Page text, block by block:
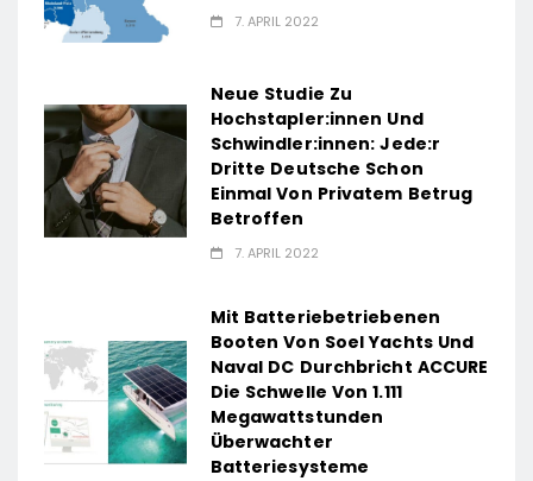
7. APRIL 2022
Neue Studie Zu
Hochstapler:innen Und
Schwindler:innen: Jede:r
Dritte Deutsche Schon
Einmal Von Privatem Betrug
Betroffen
7. APRIL 2022
Mit Batteriebetriebenen
Booten Von Soel Yachts Und
Naval DC Durchbricht ACCURE
Die Schwelle Von 1.111
Megawattstunden
Überwachter
Batteriesysteme